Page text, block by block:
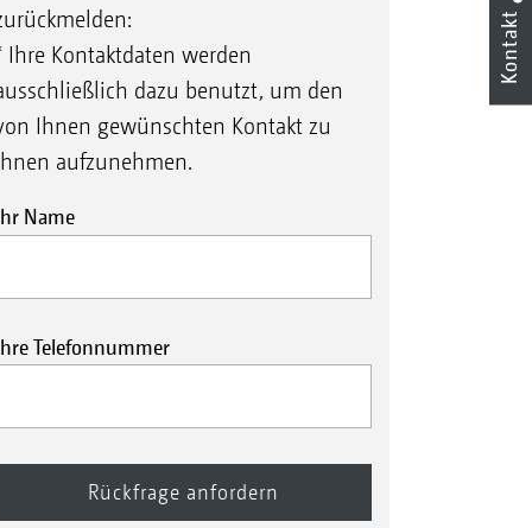
Ihre Kontaktdaten werden
dazu benutzt, um den
Ihnen gewünschten Kontakt zu
aufzunehmen.
Name
Telefonnummer
Kontakt